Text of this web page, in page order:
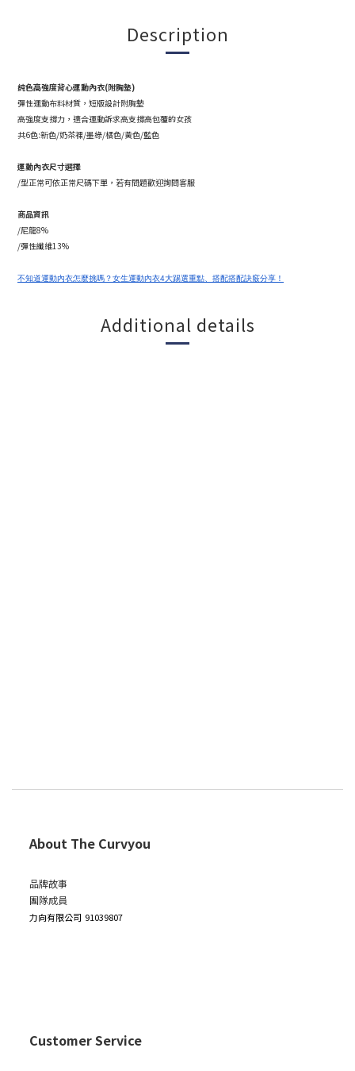
Description
純色高強度背心運動內衣(附胸墊)
彈性運動布料材質，短版設計附胸墊
高強度支撐力，適合運動訴求高支撐高包覆的女孩
共6色:新色/奶茶裸/墨綠/橘色/黃色/藍色
運動內衣尺寸選擇
/型正常可依正常尺碼下單，若有問題歡迎詢問客服
商品資訊
/尼龍8%
/彈性纖維13%
不知道運動內衣怎麼挑嗎？女生運動內衣4大踢選重點、搭配搭配訣竅分享！
Additional details
About The Curvyou
品牌故事
團隊成員
力向有限公司 91039807
Customer Service